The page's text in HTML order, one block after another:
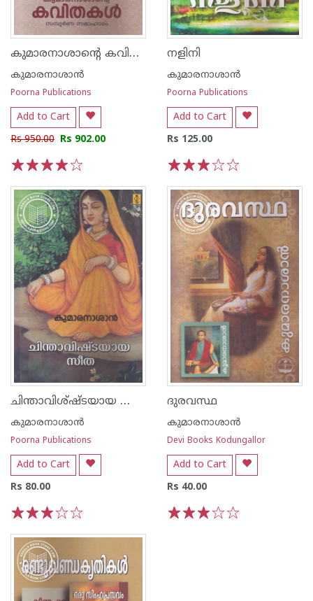
കുമാരനാശാന്റെ കവിതകള്‍ സമ്പൂര്‍ണ സമാഹാരം
കുമാരനാശാന്‍
Poorna Publications
Add to Cart
Rs 950.00 Rs 902.00
നളിനി
കുമാരനാശാന്‍
Poorna Publications
Add to Cart
Rs 125.00
ചിന്താവിശ്ഷ്ടയായ സീത
കുമാരനാശാന്‍
Poorna Publications
Add to Cart
Rs 80.00
ദുരവസ്ഥ
കുമാരനാശാന്‍
Devi Books Kodungallor
Add to Cart
Rs 40.00